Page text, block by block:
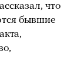
что
бывшие